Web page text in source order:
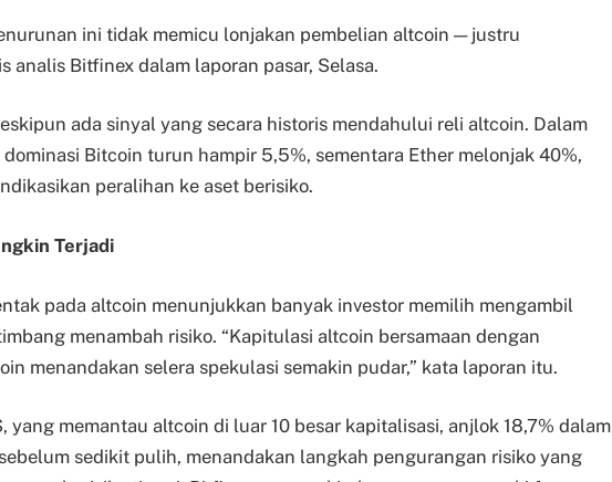
ini tidak memicu lonjakan pembelian altcoin — justru
analis Bitfinex dalam laporan pasar, Selasa.
ada sinyal yang secara historis mendahului reli altcoin. Dalam
Bitcoin turun hampir 5,5%, sementara Ether melonjak 40%,
peralihan ke aset berisiko.
Terjadi
pada altcoin menunjukkan banyak investor memilih mengambil
menambah risiko. “Kapitulasi altcoin bersamaan dengan
menandakan selera spekulasi semakin pudar,” kata laporan itu.
yang memantau altcoin di luar 10 besar kapitalisasi, anjlok 18,7% dalam
sedikit pulih, menandakan langkah pengurangan risiko yang